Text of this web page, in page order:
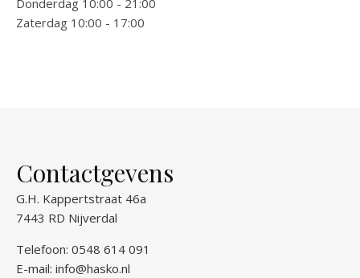
Donderdag 10:00 - 21:00
Zaterdag 10:00 - 17:00
Contactgevens
G.H. Kappertstraat 46a
7443 RD Nijverdal
Telefoon: 0548 614 091
E-mail: info@hasko.nl